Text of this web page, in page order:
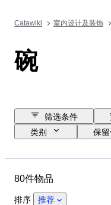
Catawiki 室内设计及装饰
碗
筛选条件
类别
保
时期
Decor
80件物品
排序 推荐